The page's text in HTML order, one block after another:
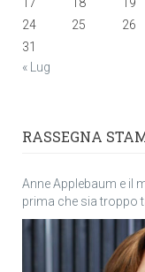
24
25 26
31
« Lug
RASSEGNA
Anne Applebaum e il
prima che sia troppo